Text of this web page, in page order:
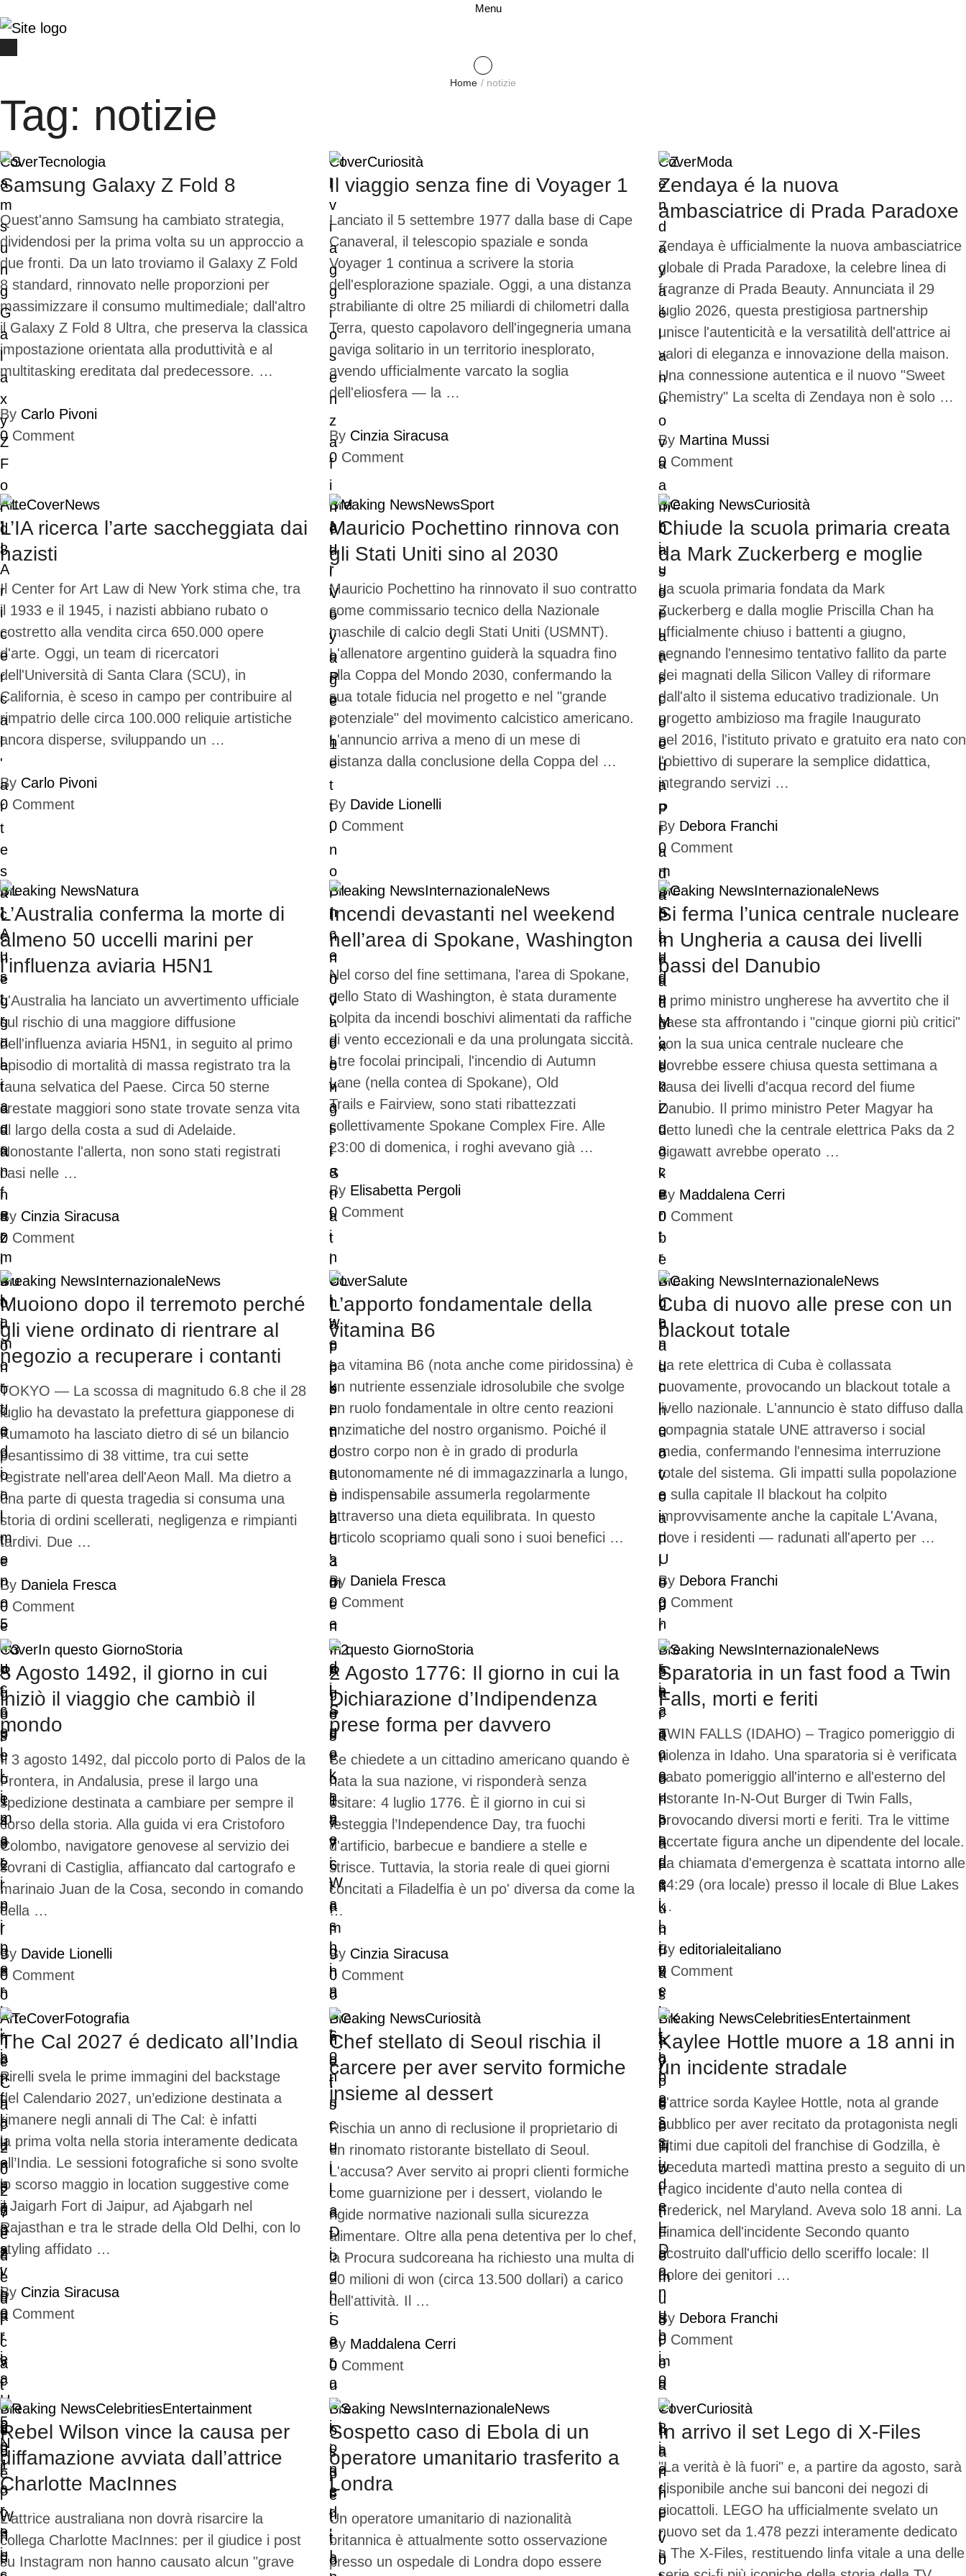
Menu
Home / notizie
Tag: notizie
CoverTecnologia
Samsung Galaxy Z Fold 8
Quest'anno Samsung ha cambiato strategia,
dividendosi per la prima volta su un approccio a
due fronti. Da un lato troviamo il Galaxy Z Fold
8 standard, rinnovato nelle proporzioni per
massimizzare il consumo multimediale; dall'altro
il Galaxy Z Fold 8 Ultra, che preserva la classica
impostazione orientata alla produttività e al
multitasking ereditata dal predecessore. …
By Carlo Pivoni
0Comment
CoverCuriosità
Il viaggio senza fine di Voyager 1
Lanciato il 5 settembre 1977 dalla base di Cape
Canaveral, il telescopio spaziale e sonda
Voyager 1 continua a scrivere la storia
dell'esplorazione spaziale. Oggi, a una distanza
strabiliante di oltre 25 miliardi di chilometri dalla
Terra, questo capolavoro dell'ingegneria umana
naviga solitario in un territorio inesplorato,
avendo ufficialmente varcato la soglia
dell'eliosfera — la …
By Cinzia Siracusa
0 Comment
CoverModa
Zendaya é la nuova
ambasciatrice di Prada Paradoxe
Zendaya è ufficialmente la nuova ambasciatrice
globale di Prada Paradoxe, la celebre linea di
fragranze di Prada Beauty. Annunciata il 29
luglio 2026, questa prestigiosa partnership
unisce l'autenticità e la versatilità dell'attrice ai
valori di eleganza e innovazione della maison.
Una connessione autentica e il nuovo "Sweet
Chemistry" La scelta di Zendaya non è solo …
By Martina Mussi
0 Comment
ArteCoverNews
L’IA ricerca l’arte saccheggiata dai
nazisti
Il Center for Art Law di New York stima che, tra
il 1933 e il 1945, i nazisti abbiano rubato o
costretto alla vendita circa 650.000 opere
d'arte. Oggi, un team di ricercatori
dell'Università di Santa Clara (SCU), in
California, è sceso in campo per contribuire al
rimpatrio delle circa 100.000 reliquie artistiche
ancora disperse, sviluppando un …
By Carlo Pivoni
0 Comment
Breaking NewsNewsSport
Mauricio Pochettino rinnova con
gli Stati Uniti sino al 2030
Mauricio Pochettino ha rinnovato il suo contratto
come commissario tecnico della Nazionale
maschile di calcio degli Stati Uniti (USMNT).
L'allenatore argentino guiderà la squadra fino
alla Coppa del Mondo 2030, confermando la
sua totale fiducia nel progetto e nel "grande
potenziale" del movimento calcistico americano.
L'annuncio arriva a meno di un mese di
distanza dalla conclusione della Coppa del …
By Davide Lionelli
0 Comment
Breaking NewsCuriosità
Chiude la scuola primaria creata
da Mark Zuckerberg e moglie
La scuola primaria fondata da Mark
Zuckerberg e dalla moglie Priscilla Chan ha
ufficialmente chiuso i battenti a giugno,
segnando l'ennesimo tentativo fallito da parte
dei magnati della Silicon Valley di riformare
dall'alto il sistema educativo tradizionale. Un
progetto ambizioso ma fragile Inaugurato
nel 2016, l'istituto privato e gratuito era nato con
l'obiettivo di superare la semplice didattica,
integrando servizi …
By Debora Franchi
0 Comment
Breaking NewsNatura
L’Australia conferma la morte di
almeno 50 uccelli marini per
l’influenza aviaria H5N1
L'Australia ha lanciato un avvertimento ufficiale
sul rischio di una maggiore diffusione
dell'influenza aviaria H5N1, in seguito al primo
episodio di mortalità di massa registrato tra la
fauna selvatica del Paese. Circa 50 sterne
crestate maggiori sono state trovate senza vita
al largo della costa a sud di Adelaide.
Nonostante l'allerta, non sono stati registrati
casi nelle …
By Cinzia Siracusa
0 Comment
Breaking NewsInternazionaleNews
Incendi devastanti nel weekend
nell’area di Spokane, Washington
Nel corso del fine settimana, l'area di Spokane,
nello Stato di Washington, è stata duramente
colpita da incendi boschivi alimentati da raffiche
di vento eccezionali e da una prolungata siccità.
I tre focolai principali, l'incendio di Autumn
Lane (nella contea di Spokane), Old
Trails e Fairview, sono stati ribattezzati
collettivamente Spokane Complex Fire. Alle
23:00 di domenica, i roghi avevano già …
By Elisabetta Pergoli
0 Comment
Breaking NewsInternazionaleNews
Si ferma l’unica centrale nucleare
in Ungheria a causa dei livelli
bassi del Danubio
Il primo ministro ungherese ha avvertito che il
paese sta affrontando i "cinque giorni più critici"
con la sua unica centrale nucleare che
dovrebbe essere chiusa questa settimana a
causa dei livelli d'acqua record del fiume
Danubio. Il primo ministro Peter Magyar ha
detto lunedì che la centrale elettrica Paks da 2
gigawatt avrebbe operato …
By Maddalena Cerri
0 Comment
Breaking NewsInternazionaleNews
Muoiono dopo il terremoto perché
gli viene ordinato di rientrare al
negozio a recuperare i contanti
TOKYO — La scossa di magnitudo 6.8 che il 28
luglio ha devastato la prefettura giapponese di
Kumamoto ha lasciato dietro di sé un bilancio
pesantissimo di 38 vittime, tra cui sette
registrate nell'area dell'Aeon Mall. Ma dietro a
una parte di questa tragedia si consuma una
storia di ordini scellerati, negligenza e rimpianti
tardivi. Due …
By Daniela Fresca
0 Comment
CoverSalute
L’apporto fondamentale della
vitamina B6
La vitamina B6 (nota anche come piridossina) è
un nutriente essenziale idrosolubile che svolge
un ruolo fondamentale in oltre cento reazioni
enzimatiche del nostro organismo. Poiché il
nostro corpo non è in grado di produrla
autonomamente né di immagazzinarla a lungo,
è indispensabile assumerla regolarmente
attraverso una dieta equilibrata. In questo
articolo scopriamo quali sono i suoi benefici …
By Daniela Fresca
0 Comment
Breaking NewsInternazionaleNews
Cuba di nuovo alle prese con un
blackout totale
La rete elettrica di Cuba è collassata
nuovamente, provocando un blackout totale a
livello nazionale. L'annuncio è stato diffuso dalla
compagnia statale UNE attraverso i social
media, confermando l'ennesima interruzione
totale del sistema. Gli impatti sulla popolazione
e sulla capitale Il blackout ha colpito
improvvisamente anche la capitale L'Avana,
dove i residenti — radunati all'aperto per …
By Debora Franchi
0 Comment
CoverIn questo GiornoStoria
3 Agosto 1492, il giorno in cui
iniziò il viaggio che cambiò il
mondo
Il 3 agosto 1492, dal piccolo porto di Palos de la
Frontera, in Andalusia, prese il largo una
spedizione destinata a cambiare per sempre il
corso della storia. Alla guida vi era Cristoforo
Colombo, navigatore genovese al servizio dei
sovrani di Castiglia, affiancato dal cartografo e
marinaio Juan de la Cosa, secondo in comando
della …
By Davide Lionelli
0 Comment
In questo GiornoStoria
2 Agosto 1776: Il giorno in cui la
Dichiarazione d’Indipendenza
prese forma per davvero
Se chiedete a un cittadino americano quando è
nata la sua nazione, vi risponderà senza
esitare: 4 luglio 1776. È il giorno in cui si
festeggia l’Independence Day, tra fuochi
d'artificio, barbecue e bandiere a stelle e
strisce. Tuttavia, la storia reale di quei giorni
concitati a Filadelfia è un po' diversa da come la
…
By Cinzia Siracusa
0 Comment
Breaking NewsInternazionaleNews
Sparatoria in un fast food a Twin
Falls, morti e feriti
TWIN FALLS (IDAHO) – Tragico pomeriggio di
violenza in Idaho. Una sparatoria si è verificata
sabato pomeriggio all'interno e all'esterno del
ristorante In-N-Out Burger di Twin Falls,
provocando diversi morti e feriti. Tra le vittime
accertate figura anche un dipendente del locale.
La chiamata d'emergenza è scattata intorno alle
14:29 (ora locale) presso il locale di Blue Lakes
…
By editorialeitaliano
0 Comment
ArteCoverFotografia
The Cal 2027 é dedicato all’India
Pirelli svela le prime immagini del backstage
del Calendario 2027, un’edizione destinata a
rimanere negli annali di The Cal: è infatti
la prima volta nella storia interamente dedicata
all’India. Le sessioni fotografiche si sono svolte
lo scorso maggio in location suggestive come
il Jaigarh Fort di Jaipur, ad Ajabgarh nel
Rajasthan e tra le strade della Old Delhi, con lo
styling affidato …
By Cinzia Siracusa
0 Comment
Breaking NewsCuriosità
Chef stellato di Seoul rischia il
carcere per aver servito formiche
insieme al dessert
Rischia un anno di reclusione il proprietario di
un rinomato ristorante bistellato di Seoul.
L'accusa? Aver servito ai propri clienti formiche
come guarnizione per i dessert, violando le
rigide normative nazionali sulla sicurezza
alimentare. Oltre alla pena detentiva per lo chef,
la Procura sudcoreana ha richiesto una multa di
20 milioni di won (circa 13.500 dollari) a carico
dell'attività. Il …
By Maddalena Cerri
0 Comment
Breaking NewsCelebritiesEntertainment
Kaylee Hottle muore a 18 anni in
un incidente stradale
L'attrice sorda Kaylee Hottle, nota al grande
pubblico per aver recitato da protagonista negli
ultimi due capitoli del franchise di Godzilla, è
deceduta martedì mattina presto a seguito di un
tragico incidente d'auto nella contea di
Frederick, nel Maryland. Aveva solo 18 anni. La
dinamica dell'incidente Secondo quanto
ricostruito dall'ufficio dello sceriffo locale: Il
dolore dei genitori …
By Debora Franchi
0 Comment
Breaking NewsCelebritiesEntertainment
Rebel Wilson vince la causa per
diffamazione avviata dall’attrice
Charlotte MacInnes
L'attrice australiana non dovrà risarcire la
collega Charlotte MacInnes: per il giudice i post
su Instagram non hanno causato alcun "grave
Breaking NewsInternazionaleNews
Sospetto caso di Ebola di un
operatore umanitario trasferito a
Londra
Un operatore umanitario di nazionalità
britannica è attualmente sotto osservazione
presso un ospedale di Londra dopo essere
CoverCuriosità
In arrivo il set Lego di X-Files
"La verità è là fuori" e, a partire da agosto, sarà
disponibile anche sui banconi dei negozi di
giocattoli. LEGO ha ufficialmente svelato un
nuovo set da 1.478 pezzi interamente dedicato
a The X-Files, restituendo linfa vitale a una delle